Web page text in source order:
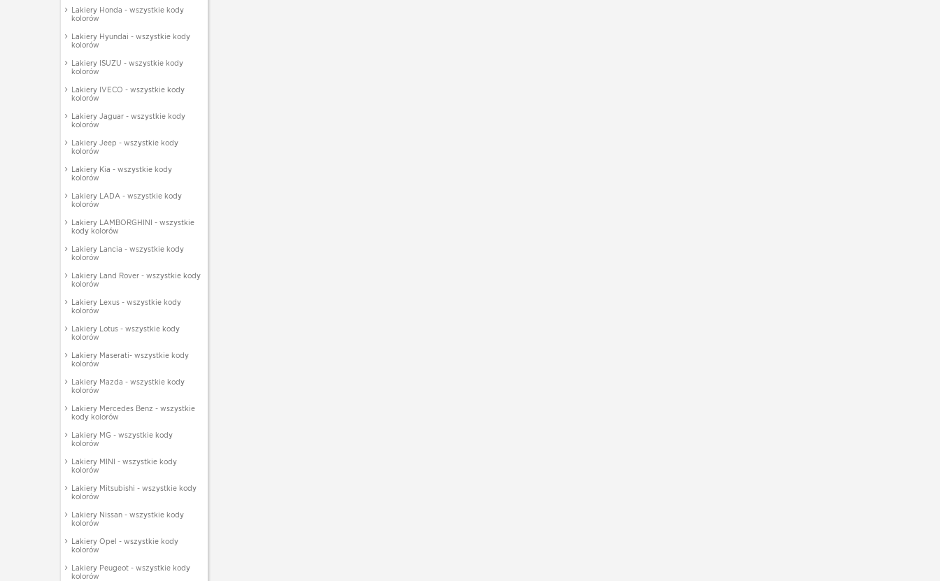
Lakiery Honda - wszystkie kody
kolorów
Lakiery Hyundai - wszystkie kody
kolorów
Lakiery ISUZU - wszystkie kody
kolorów
Lakiery IVECO - wszystkie kody
kolorów
Lakiery Jaguar - wszystkie kody
kolorów
Lakiery Jeep - wszystkie kody
kolorów
Lakiery Kia - wszystkie kody
kolorów
Lakiery LADA - wszystkie kody
kolorów
Lakiery LAMBORGHINI - wszystkie
kody kolorów
Lakiery Lancia - wszystkie kody
kolorów
Lakiery Land Rover - wszystkie kody
kolorów
Lakiery Lexus - wszystkie kody
kolorów
Lakiery Lotus - wszystkie kody
kolorów
Lakiery Maserati- wszystkie kody
kolorów
Lakiery Mazda - wszystkie kody
kolorów
Lakiery Mercedes Benz - wszystkie
kody kolorów
Lakiery MG - wszystkie kody
kolorów
Lakiery MINI - wszystkie kody
kolorów
Lakiery Mitsubishi - wszystkie kody
kolorów
Lakiery Nissan - wszystkie kody
kolorów
Lakiery Opel - wszystkie kody
kolorów
Lakiery Peugeot - wszystkie kody
kolorów